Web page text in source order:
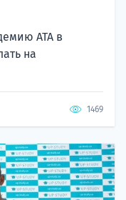
ATA в
на
1469